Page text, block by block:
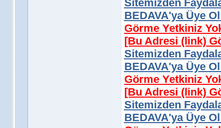
Sitemizden
BEDAVA'ya Üye
Görme Yetkiniz
[Bu Adresi (link)
Sitemizden
BEDAVA'ya Üye
Görme Yetkiniz
[Bu Adresi (link)
Sitemizden
BEDAVA'ya Üye